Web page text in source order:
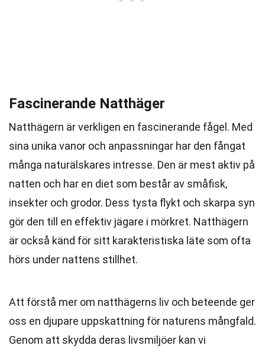
Fascinerande Natthäger
Natthägern är verkligen en fascinerande fågel. Med
sina unika vanor och anpassningar har den fångat
många naturälskares intresse. Den är mest aktiv på
natten och har en diet som består av småfisk,
insekter och grodor. Dess tysta flykt och skarpa syn
gör den till en effektiv jägare i mörkret. Natthägern
är också känd för sitt karakteristiska läte som ofta
hörs under nattens stillhet.
Att förstå mer om natthägerns liv och beteende ger
oss en djupare uppskattning för naturens mångfald.
Genom att skydda deras livsmiljöer kan vi